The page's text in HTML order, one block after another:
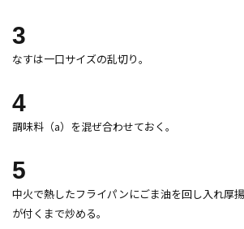
3
なすは一口サイズの乱切り。
4
調味料（a）を混ぜ合わせておく。
5
中火で熱したフライパンにごま油を回し入れ厚
が付くまで炒める。